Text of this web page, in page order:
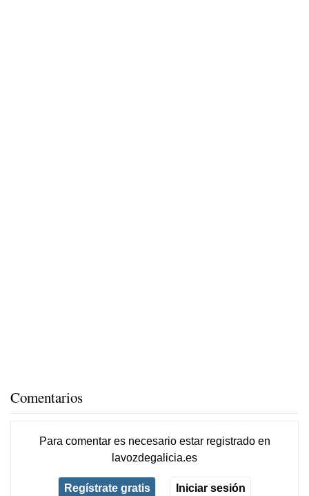
Comentarios
Para comentar es necesario estar registradoen
lavozdegalicia.es
Regístrate gratis Iniciar sesión